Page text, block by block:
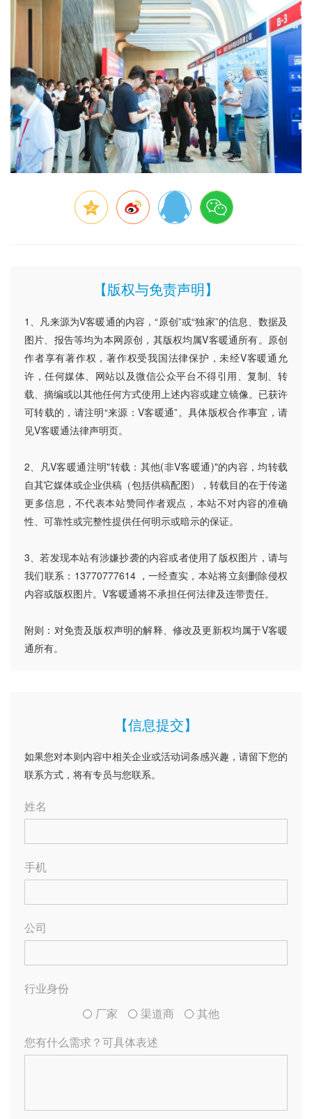
【版权与免责声明】
1、凡来源为V客暖通的内容，“原创”或“独家”的信息、数据及
图片、报告等均为本网原创，其版权均属V客暖通所有。原创
作者享有著作权，著作权受我国法律保护，未经V客暖通允
许，任何媒体、网站以及微信公众平台不得引用、复制、转
载、摘编或以其他任何方式使用上述内容或建立镜像。已获许
可转载的，请注明“来源：V客暖通”。具体版权合作事宜，请
见V客暖通法律声明页。
2、凡V客暖通注明"转载：其他(非V客暖通)"的内容，均转载
自其它媒体或企业供稿（包括供稿配图），转载目的在于传递
更多信息，不代表本站赞同作者观点，本站不对内容的准确
性、可靠性或完整性提供任何明示或暗示的保证。
3、若发现本站有涉嫌抄袭的内容或者使用了版权图片，请与
我们联系：13770777614 ，一经查实，本站将立刻删除侵权
内容或版权图片。V客暖通将不承担任何法律及连带责任。
附则：对免责及版权声明的解释、修改及更新权均属于V客暖
通所有。